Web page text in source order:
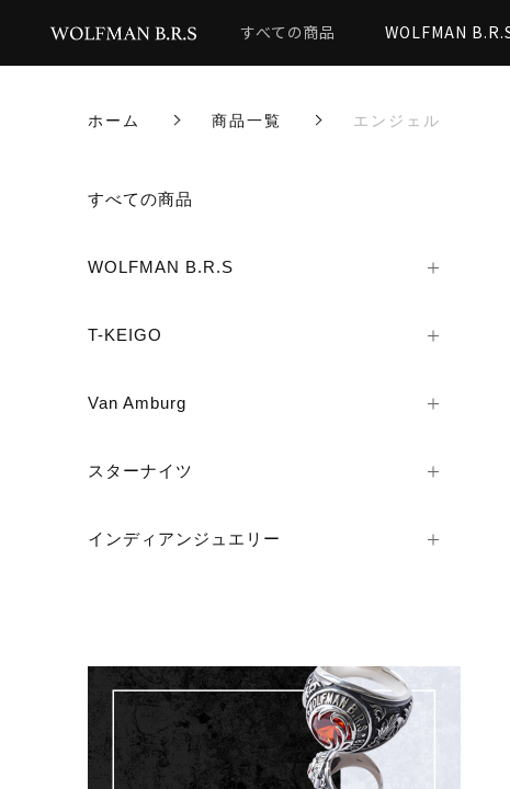
すべての商品 WOLFMAN
ホーム 商品一覧 エンジェル
すべての商品
WOLFMAN B.R.S
T-KEIGO
Van Amburg
スターナイツ
インディアンジュエリー